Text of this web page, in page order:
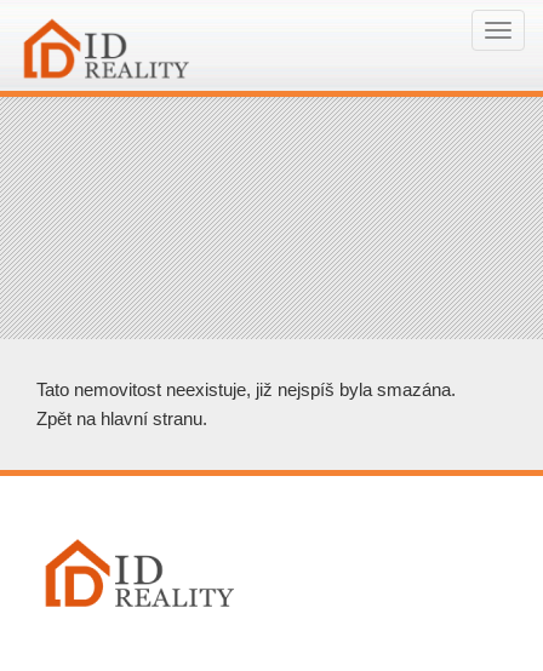
Tato nemovitost neexistuje, již nejspíš byla smazána.
Zpět na hlavní stranu.